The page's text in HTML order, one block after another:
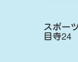
スポー
目寺24